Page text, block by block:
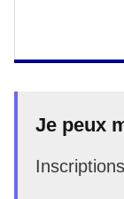
Je peux